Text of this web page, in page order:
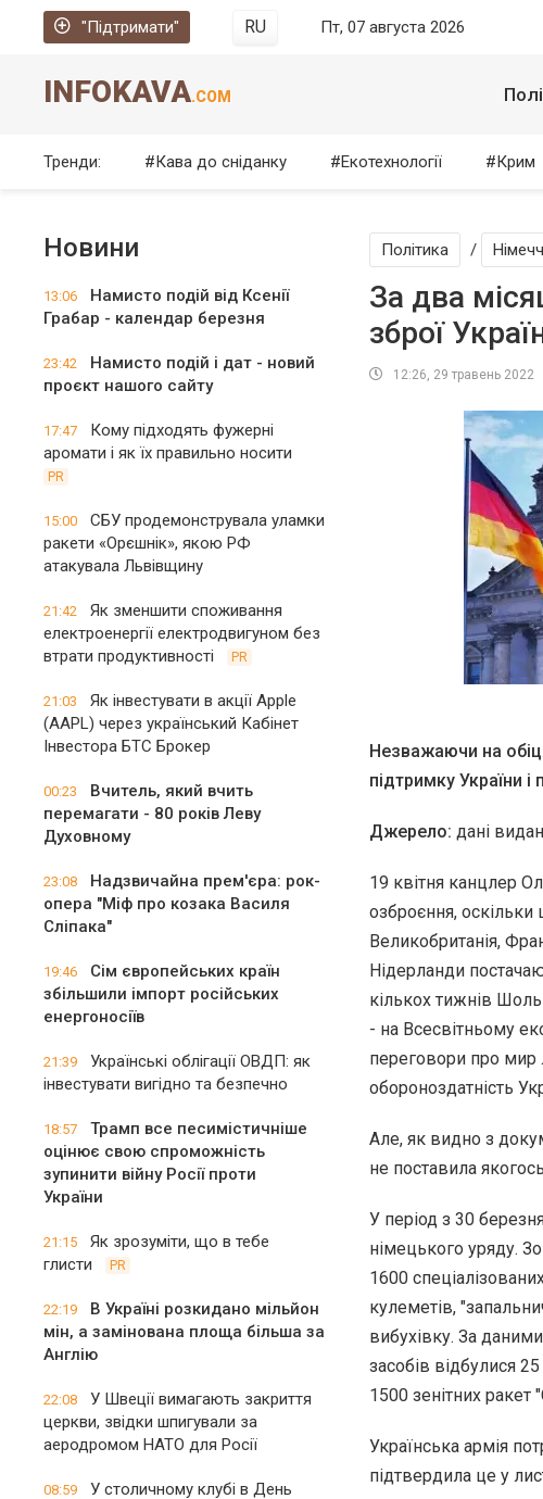
"Підтримати" RU Пт, 07 августа 2026
INFOKAVA.COM
Тренди: Кава до сніданку Екотехнології Крим
Новини
13:06
Намисто подій від Ксенії
Грабар - календар березня
23:42
Намисто подій і дат - новий
проєкт нашого сайту
17:47
Кому підходять фужерні
аромати і як їх правильно носити
PR
15:00
СБУ продемонструвала уламки
ракети «Орєшнік», якою РФ
атакувала Львівщину
21:42
Як зменшити споживання
електроенергії електродвигуном без
втрати продуктивності
PR
21:03
Як інвестувати в акції Apple
(AAPL) через український Кабінет
Інвестора БТС Брокер
00:23
Вчитель, який вчить
перемагати - 80 років Леву
Духовному
23:08
Надзвичайна прем'єра: рок-
опера "Міф про козака Василя
Сліпака"
19:46
Сім європейських країн
збільшили імпорт російських
енергоносіїв
21:39
Українські облігації ОВДП: як
інвестувати вигідно та безпечно
18:57
Трамп все песимістичніше
оцінює свою спроможність
зупинити війну Росії проти
України
21:15
Як зрозуміти, що в тебе
глисти
PR
22:19
В Україні розкидано мільйон
мін, а замінована площа більша за
Англію
22:08
У Швеції вимагають закриття
церкви, звідки шпигували за
аеродромом НАТО для Росії
08:59
У столичному клубі в День
Політика /
За два
зброї
12:26, 29 травень 2022
Незважаючи на
підтримку України
Джерело: дані
19 квітня канцлер
озброєння,
Великобританія,
Нідерланди
кількох тижнів
- на Всесвітньому
переговори про
обороноздатність
Але, як видно з
не поставила
У період з 30
німецького уряду.
1600
кулеметів,
вибухівку. За
засобів відбулися
1500 зенітних ракет
Українська армія
підтвердила це у